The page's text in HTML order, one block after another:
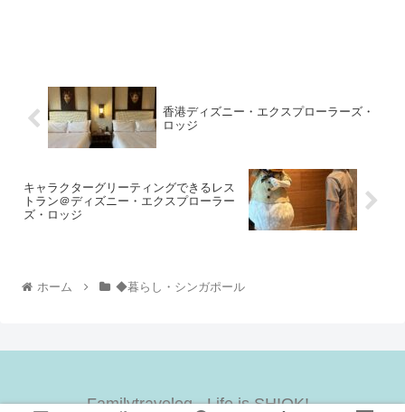
香港ディズニー・エクスプローラーズ・
ロッジ
キャラクターグリーティングできるレス
トラン＠ディズニー・エクスプローラー
ズ・ロッジ
ホーム ◆暮らし・シンガポール
Familytravelog - Life is SHIOK! -